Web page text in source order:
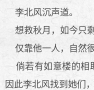
李北风沉声道。
想救秋月，如今只
仅靠他一人，自然很
倘若有如意楼的相
因此李北风找到她们